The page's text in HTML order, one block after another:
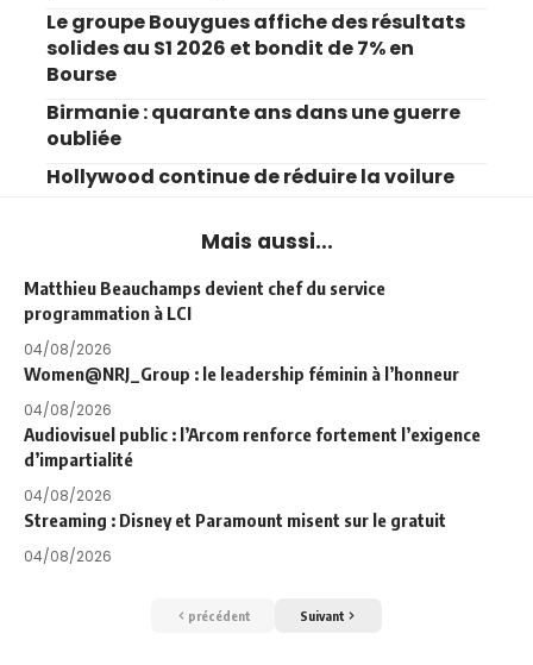
Le groupe Bouygues affiche des résultats
solides au S1 2026 et bondit de 7% en
Bourse
Birmanie : quarante ans dans une guerre
oubliée
Hollywood continue de réduire la voilure
Mais aussi...
Matthieu Beauchamps devient chef du service
programmation à LCI
04/08/2026
Women@NRJ_Group : le leadership féminin à l’honneur
04/08/2026
Audiovisuel public : l’Arcom renforce fortement l’exigence
d’impartialité
04/08/2026
Streaming : Disney et Paramount misent sur le gratuit
04/08/2026
précédent Suivant